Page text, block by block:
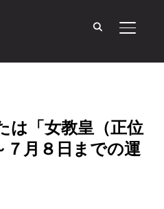
サイド
「女教皇（正位
７月８日までの運